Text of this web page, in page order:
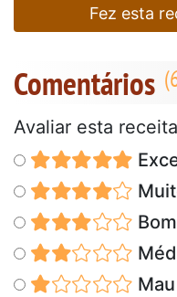
Fez esta
Comentários
Avaliar esta
Bom
Mau